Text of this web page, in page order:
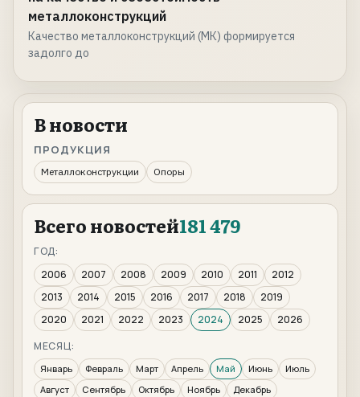
металлоконструкций
Качество металлоконструкций (МК) формируется
задолго до
В новости
ПРОДУКЦИЯ
Металлоконструкции Опоры
Всего новостей181 479
ГОД:
2006
2007 2008 2009 2010 2011
2012
2013
2014 2015 2016 2017 2018
2019
2020
2021 2022 2023 2024 2025
2026
МЕСЯЦ:
Январь Февраль Март Апрель Май Июнь
Июль
Август
Сентябрь Октябрь Ноябрь Декабрь